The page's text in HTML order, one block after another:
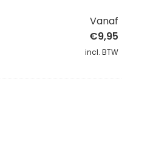
Vanaf
€9,95
incl. BTW